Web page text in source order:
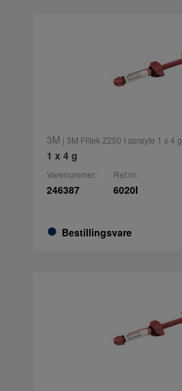
3M | 3M Filtek Z250 I sprøyte 1 x 4 g
1 x 4 g
Varenummer:
246387
Bestillingsvare
Ref.nr:
6020I